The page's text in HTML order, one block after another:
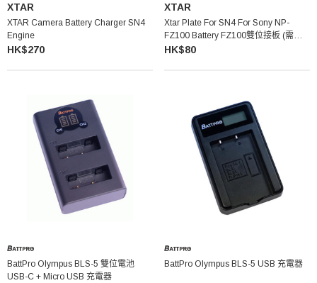
XTAR
XTAR Camera Battery Charger SN4
Engine
HK$270
XTAR
Xtar Plate For SN4 For Sony NP-
FZ100 Battery FZ100雙位接板 (需配
合SN4使用)
HK$80
BattPro Olympus BLS-5 雙位電池
USB-C + Micro USB 充電器
BattPro Olympus BLS-5 USB 充電器